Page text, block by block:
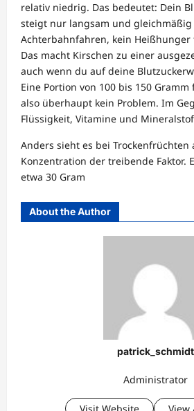
relativ niedrig. Das bedeutet: Dein
steigt nur langsam und gleichmäßig
Achterbahnfahren, kein
Das macht Kirschen zu einer
auch wenn du auf deine
Eine Portion von 100 bis 150
also überhaupt kein Problem. Im
Flüssigkeit, Vitamine und
Anders sieht es bei Trockenfrüchten
Konzentration der treibende Faktor.
etwa 30 Gram
About the Author
patrick_schmidt
Administrator